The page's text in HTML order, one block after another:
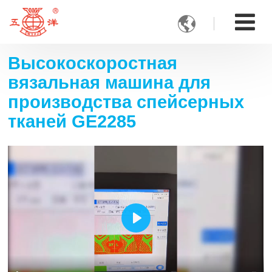

Высокоскоростная
вязальная машина для
производства спейсерных
тканей GE2285
Play